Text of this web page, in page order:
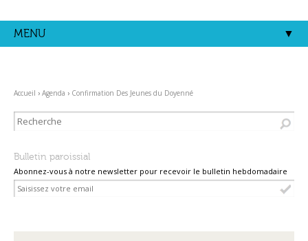
contenu.
|
MENU
Accueil › Agenda › Confirmation Des Jeunes du Doyenné
Bulletin paroissial
Abonnez-vous à notre newsletter pour recevoir le bulletin hebdomadaire